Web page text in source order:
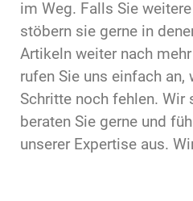
im Weg. Falls Sie
stöbern sie gerne in
Artikeln weiter nach
rufen Sie uns einfach an,
Schritte noch fehlen. Wir
beraten Sie gerne und
unserer Expertise aus.